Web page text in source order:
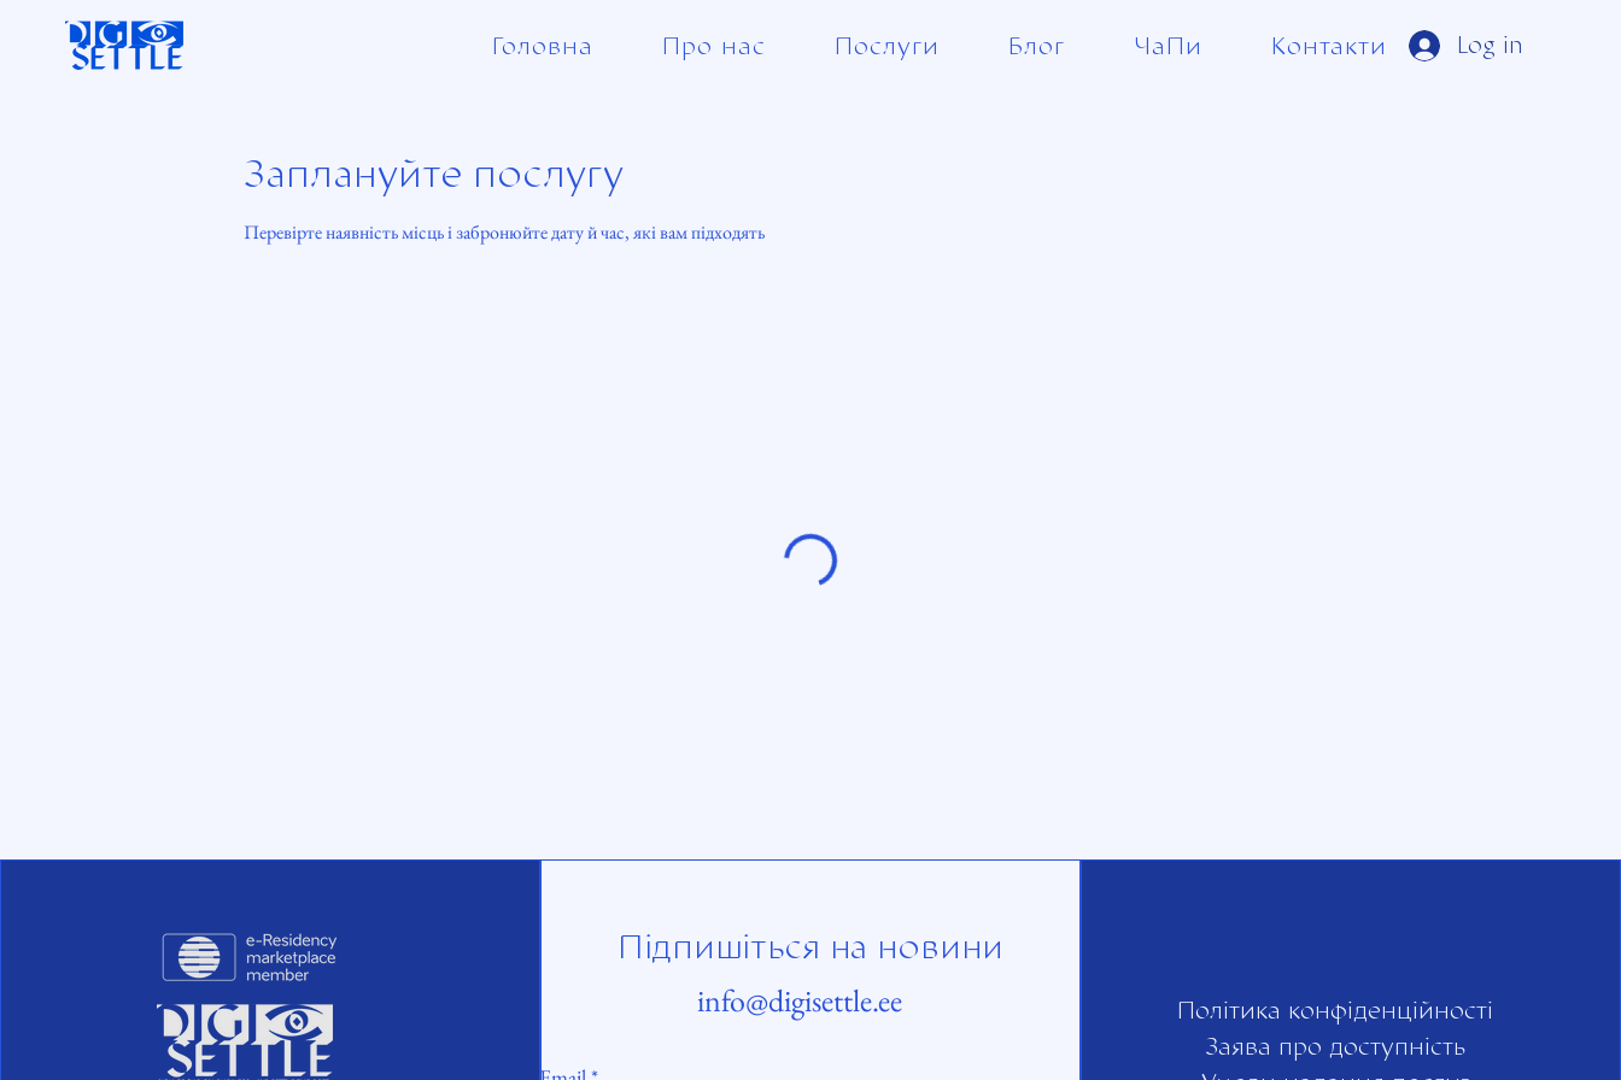
Головна Про нас Послуги Блог ЧаПи Контакти Log in
Заплануйте послугу
Перевірте наявність місць і забронюйте дату й час, які вам підходять
Підпишіться на новини
info@digisettle.ee
Політика конфіденційності
Заява про доступність